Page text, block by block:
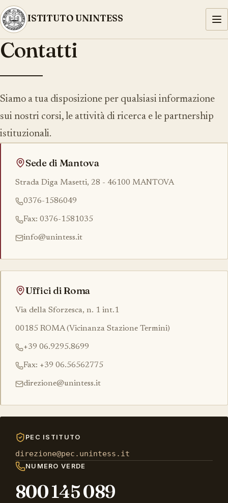
ISTITUTO UNINTESS
Contatti
Siamo a tua disposizione per qualsiasi informazione
sui nostri corsi, le attività di ricerca e le partnership
istituzionali.
Sede di Mantova
Strada Diga Masetti, 28 - 46100 MANTOVA
0376-1586049
Fax: 0376-1581035
info@unintess.it
Uffici di Roma
Via della Sforzesca, n. 1 int.1
00185 ROMA (Vicinanza Stazione Termini)
+39 06.9295.8699
Fax: +39 06.56562775
direzione@unintess.it
PEC ISTITUTO
direzione@pec.unintess.it
NUMERO VERDE
800 145 089